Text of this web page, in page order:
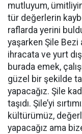
mutluyum,
tür değerlerin
raflarda yerini
yaşarken Şile Bezi
ihracata ve yurt
burada emek,
güzel bir şekilde
yapacağız. Şile
taşıdı. Şile’yi
kültürümüz,
yapacağız ama